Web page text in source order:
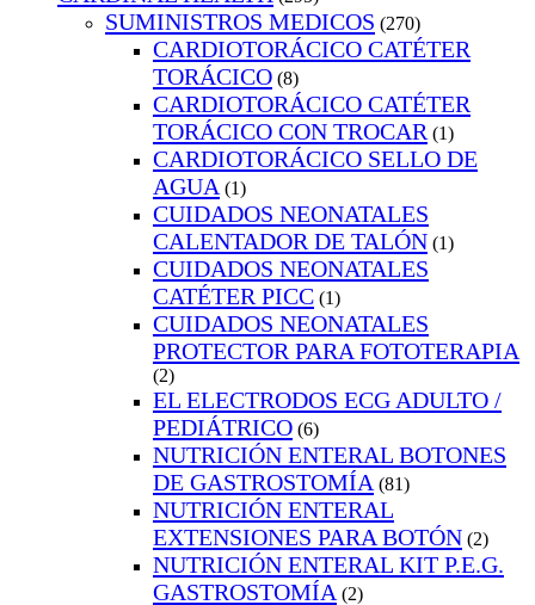
SUMINISTROS MEDICOS (270)
CARDIOTORÁCICO CATÉTER
TORÁCICO (8)
CARDIOTORÁCICO CATÉTER
TORÁCICO CON TROCAR (1)
CARDIOTORÁCICO SELLO DE
AGUA (1)
CUIDADOS NEONATALES
CALENTADOR DE TALÓN (1)
CUIDADOS NEONATALES
CATÉTER PICC (1)
CUIDADOS NEONATALES
PROTECTOR PARA FOTOTERAPIA
(2)
EL ELECTRODOS ECG ADULTO /
PEDIÁTRICO (6)
NUTRICIÓN ENTERAL BOTONES
DE GASTROSTOMÍA (81)
NUTRICIÓN ENTERAL
EXTENSIONES PARA BOTÓN (2)
NUTRICIÓN ENTERAL KIT P.E.G.
GASTROSTOMÍA (2)